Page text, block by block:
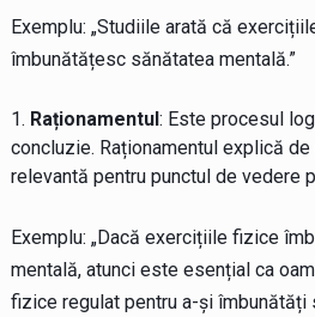
Exemplu: „Studiile arată că
îmbunătățesc sănătatea mentală.”
Raționamentul: Este procesul
concluzie. Raționamentul explică
relevantă pentru punctul de vedere
Exemplu: „Dacă exercițiile fizice
mentală, atunci este esențial ca
fizice regulat pentru a-și îmbunătăți